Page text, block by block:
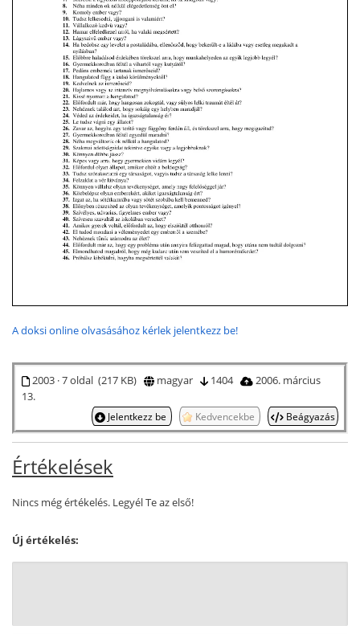
A doksi online olvasásához kérlek jelentkezz be!
2003 · 7 oldal (217 KB) magyar 1404
2006. március
13.
Jelentkezz be Kedvencekbe Beágyazás
Értékelések
Nincs még értékelés. Legyél Te az első!
Új értékelés: